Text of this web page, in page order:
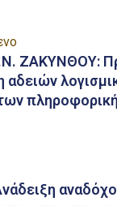
ΖΑΚΥΝΘΟΥ:
αδειών